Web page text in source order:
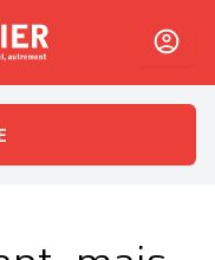
L'essentiel, autrement